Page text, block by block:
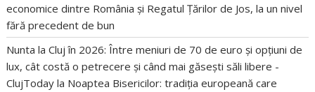
economice dintre România și Regatul Țărilor de Jos, la un nivel
fără precedent de bun
Nunta la Cluj în 2026: Între meniuri de 70 de euro și opțiuni de
lux, cât costă o petrecere și când mai găsești săli libere -
ClujToday la Noaptea Bisericilor: tradiția europeană care